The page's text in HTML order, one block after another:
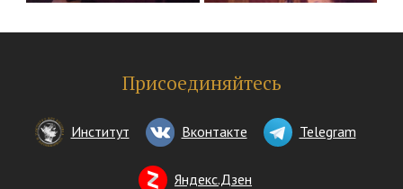
Присоединяйтесь
Институт Вконтакте Telegram
Яндекс.Дзен